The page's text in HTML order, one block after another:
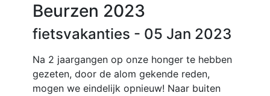
Beurzen 2023
fietsvakanties - 05 Jan 2023
Na 2 jaargangen op onze honger te hebben
gezeten, door de alom gekende reden,
mogen we eindelijk opnieuw! Naar buiten